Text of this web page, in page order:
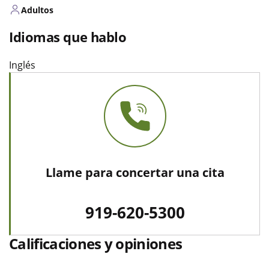
Adultos
Idiomas que hablo
Inglés
Llame para concertar una cita
919-620-5300
Calificaciones y opiniones